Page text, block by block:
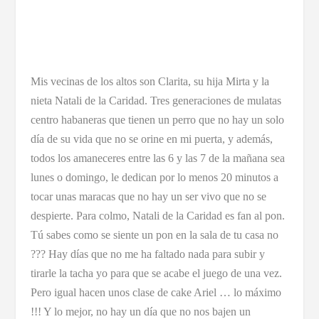
Mis vecinas de los altos son Clarita, su hija Mirta y la
nieta Natali de la Caridad. Tres generaciones de mulatas
centro habaneras que tienen un perro que no hay un solo
día de su vida que no se orine en mi puerta, y además,
todos los amaneceres entre las 6 y las 7 de la mañana sea
lunes o domingo, le dedican por lo menos 20 minutos a
tocar unas maracas que no hay un ser vivo que no se
despierte. Para colmo, Natali de la Caridad es fan al pon.
Tú sabes como se siente un pon en la sala de tu casa no
??? Hay días que no me ha faltado nada para subir y
tirarle la tacha yo para que se acabe el juego de una vez.
Pero igual hacen unos clase de cake Ariel … lo máximo
!!! Y lo mejor, no hay un día que no nos bajen un